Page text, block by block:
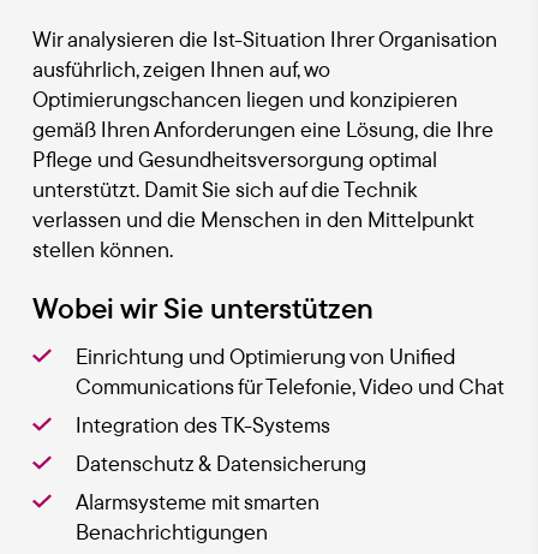
Wir analysieren die Ist-Situation Ihrer Organisation
ausführlich, zeigen Ihnen auf, wo
Optimierungschancen liegen und konzipieren
gemäß Ihren Anforderungen eine Lösung, die Ihre
Pflege und Gesundheitsversorgung optimal
unterstützt. Damit Sie sich auf die Technik
verlassen und die Menschen in den Mittelpunkt
stellen können.
Wobei wir Sie unterstützen
Einrichtung und Optimierung von Unified
Communications für Telefonie, Video und Chat
Integration des TK-Systems
Datenschutz & Datensicherung
Alarmsysteme mit smarten
Benachrichtigungen